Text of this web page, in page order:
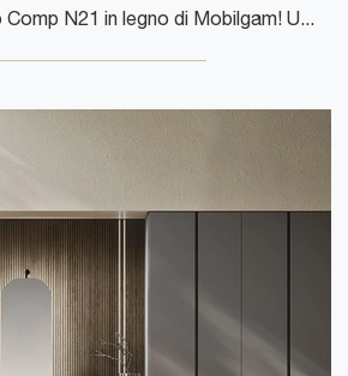
Ecco qui l'armadio Comp N21 in legno di Mobilgam! Una ricca gamma di armadi componibili con ante battenti.